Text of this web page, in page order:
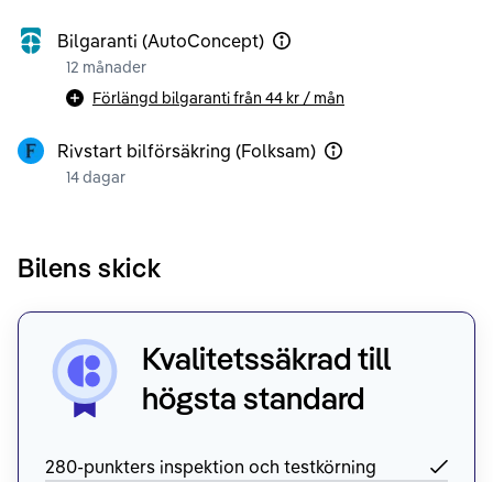
Bilgaranti (AutoConcept)
12 månader
Förlängd bilgaranti från 44 kr / mån
Rivstart bilförsäkring (Folksam)
14 dagar
Bilens skick
Kvalitetssäkrad till
högsta standard
280-punkters inspektion och testkörning